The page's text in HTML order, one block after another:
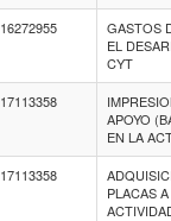
16272955
GASTOS
EL
CYT
17113358
APOYO
EN LA
17113358
PLACAS